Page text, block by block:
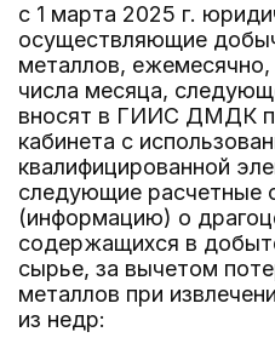
с 1 марта 2025 г.
осуществляющие
металлов, ежемесячно,
числа месяца,
вносят в ГИИС ДМДК
кабинета с
квалифицированной
следующие расчетные
(информацию) о
содержащихся в
сырье, за вычетом
металлов при
из недр: